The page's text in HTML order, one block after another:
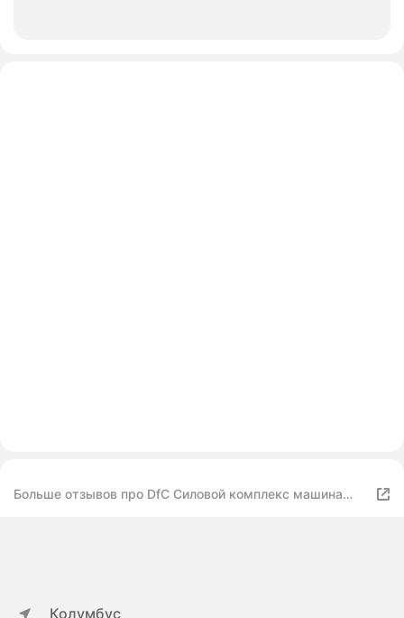
Больше отзывов про DfC Силовой комплекс машина
Колумбус